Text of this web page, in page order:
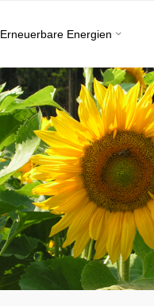
Erneuerbare Energien